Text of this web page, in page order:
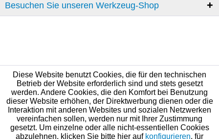
Besuchen Sie unseren Werkzeug-Shop
Diese Website benutzt Cookies, die für den technischen
Betrieb der Website erforderlich sind und stets gesetzt
werden. Andere Cookies, die den Komfort bei Benutzung
dieser Website erhöhen, der Direktwerbung dienen oder die
Interaktion mit anderen Websites und sozialen Netzwerken
vereinfachen sollen, werden nur mit Ihrer Zustimmung
gesetzt. Um einzelne oder alle nicht-essentiellen Cookies
abzulehnen, klicken Sie bitte hier auf konfigurieren, für